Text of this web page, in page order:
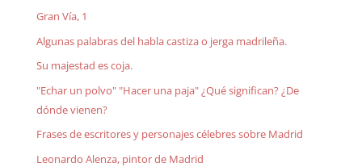
Gran Vía, 1
Algunas palabras del habla castiza o jerga madrileña.
Su majestad es coja.
"Echar un polvo" "Hacer una paja" ¿Qué significan? ¿De
dónde vienen?
Frases de escritores y personajes célebres sobre Madrid
Leonardo Alenza, pintor de Madrid